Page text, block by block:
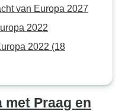
van Europa 2027
2022
2022 (18
Praag en